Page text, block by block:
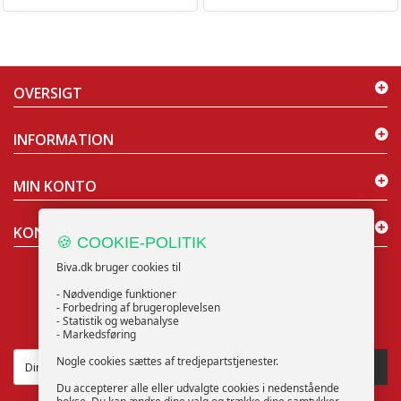
OVERSIGT
INFORMATION
MIN KONTO
KONTAKT OS
NYHEDSBREV
🍪 COOKIE-POLITIK
Biva.dk bruger cookies til
- Nødvendige funktioner
- Forbedring af brugeroplevelsen
- Statistik og webanalyse
- Markedsføring
Nogle cookies sættes af tredjepartstjenester.
Du accepterer alle eller udvalgte cookies i nedenstående